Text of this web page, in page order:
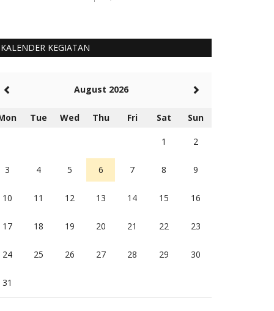
KALENDER KEGIATAN
August 2026
Tue Wed Thu Fri Sat Sun
1 2
3 4 5 6 7 8 9
10 11 12 13 14 15 16
17 18 19 20 21 22 23
24 25 26 27 28 29 30
31